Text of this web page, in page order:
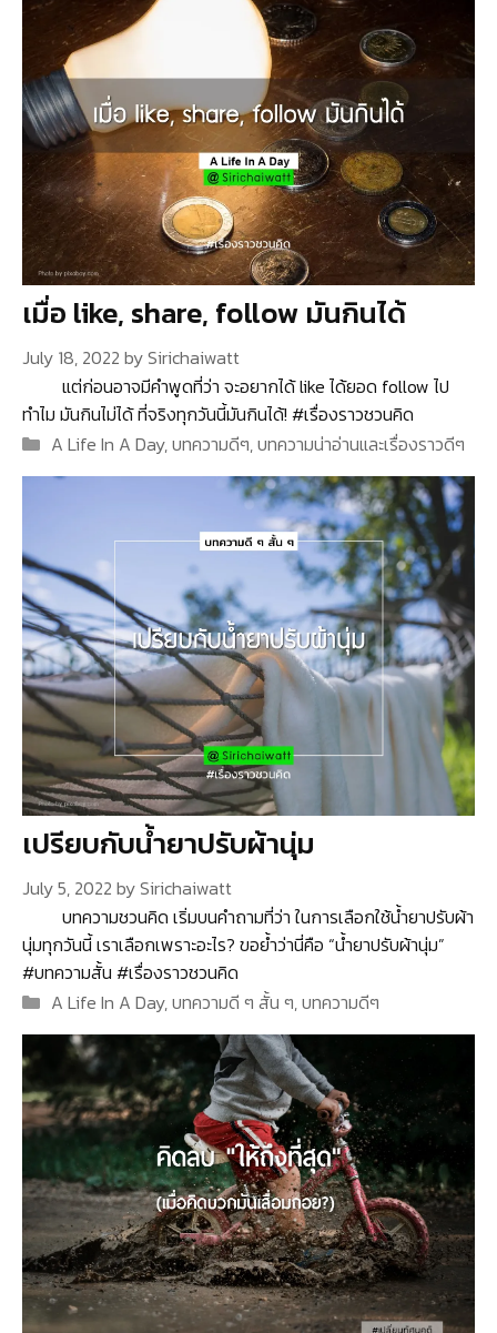
เมื่อ like, share, follow มันกินได้
July 18, 2022 bySirichaiwatt
แต่ก่อนอาจมีคำพูดที่ว่า จะอยากได้ like ได้ยอด follow ไป
ทำไม มันกินไม่ได้ ที่จริงทุกวันนี้มันกินได้! #เรื่องราวชวนคิด
Categories
A Life In A Day,บทความดีๆ,บทความน่าอ่านและเรื่องราวดีๆ
เปรียบกับน้ำยาปรับผ้านุ่ม
July 5, 2022 bySirichaiwatt
บทความชวนคิด เริ่มบนคำถามที่ว่า ในการเลือกใช้น้ำยาปรับผ้า
นุ่มทุกวันนี้ เราเลือกเพราะอะไร? ขอย้ำว่านี่คือ “น้ำยาปรับผ้านุ่ม”
#บทความสั้น #เรื่องราวชวนคิด
Categories
A Life In A Day,บทความดี ๆ สั้น ๆ,บทความดีๆ